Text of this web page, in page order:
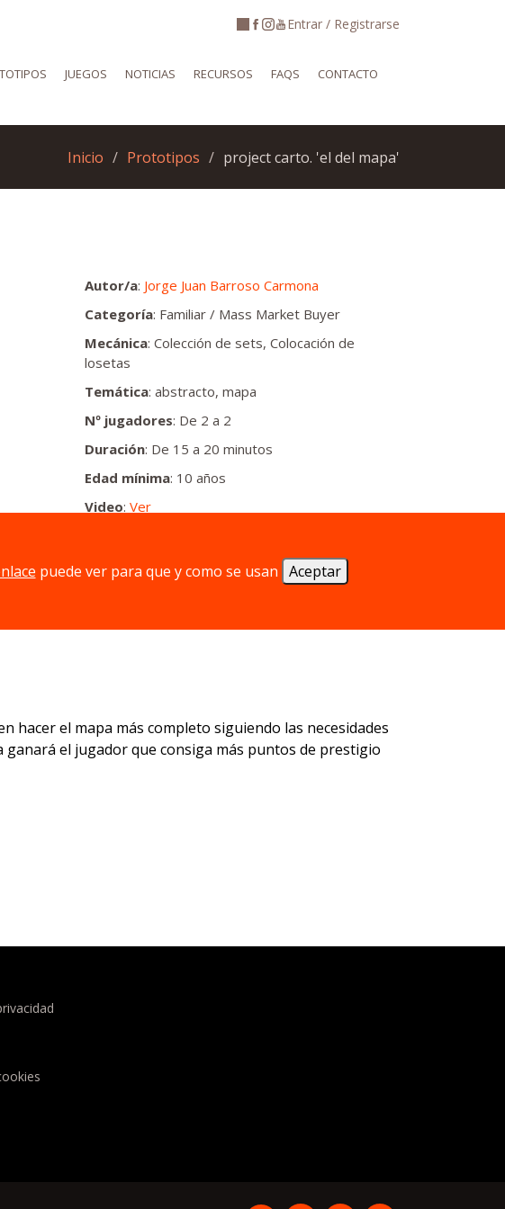
Entrar / Registrarse
JUEGOS NOTICIAS RECURSOS FAQS CONTACTO
Inicio Prototipos project carto. 'el del mapa'
Autor/a: Jorge Juan Barroso Carmona
Categoría: Familiar / Mass Market Buyer
Mecánica: Colección de sets, Colocación de
losetas
Temática: abstracto, mapa
Nº jugadores: De 2 a 2
Duración: De 15 a 20 minutos
Edad mínima: 10 años
Video: Ver
hacer el mapa más completo siguiendo las necesidades
el jugador que consiga más puntos de prestigio
puede ver para que y como se usan Aceptar